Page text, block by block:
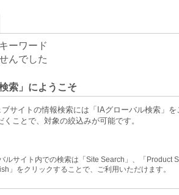
ーワード
んでした
索」にようこそ
サイトの情報検索には「IAグローバル検索」
くことで、対象の絞込みが可能です。
ルサイト内での検索は「Site Search」、「Product
」をクリックすることで、ご利用いただけます。